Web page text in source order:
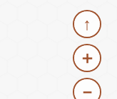
↑
＋
－